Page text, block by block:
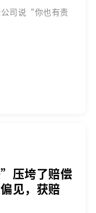
公司说“你也有责
压垮了赔偿
见，获赔